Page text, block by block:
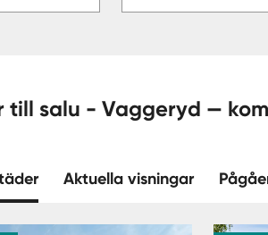
3 villor till salu - Vaggeryd —
Aktuella visningar